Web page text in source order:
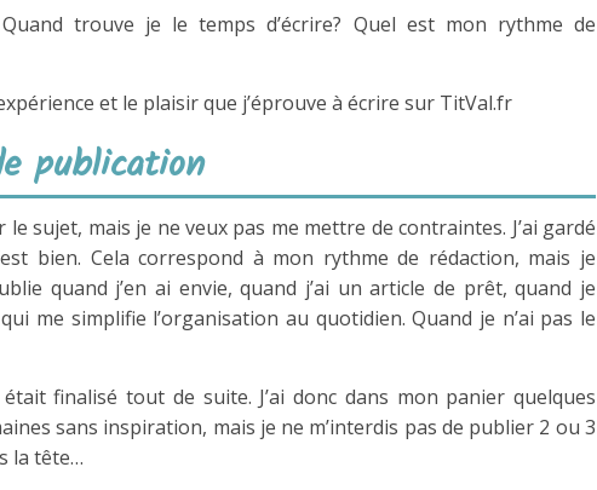
trouve je le temps d’écrire? Quel est mon rythme de
et le plaisir que j’éprouve à écrire sur TitVal.fr
publication
sujet, mais je ne veux pas me mettre de contraintes. J’ai gardé
bien. Cela correspond à mon rythme de rédaction, mais je
quand j’en ai envie, quand j’ai un article de prêt, quand je
me simplifie l’organisation au quotidien. Quand je n’ai pas le
finalisé tout de suite. J’ai donc dans mon panier quelques
sans inspiration, mais je ne m’interdis pas de publier 2 ou 3
la tête…